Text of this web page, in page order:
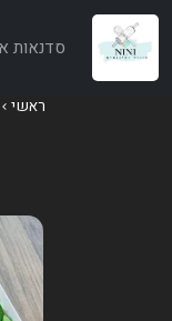
סדנאות
ראשי